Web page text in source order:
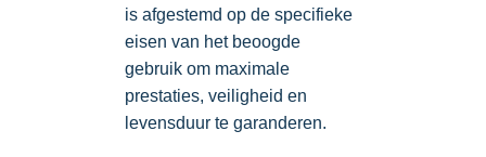
is afgestemd op de specifieke
eisen van het beoogde
gebruik om maximale
prestaties, veiligheid en
levensduur te garanderen.